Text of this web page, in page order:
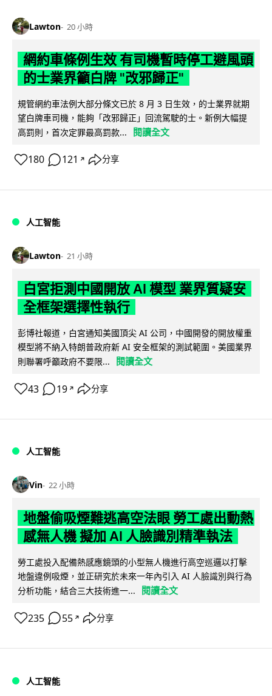
Lawton 20 小時
網約車條例生效 有司機暫時停工避風頭
的士業界籲白牌 "改邪歸正"
規管網約車法例大部分條文已於 8 月 3 日生效，的士業界就期
望白牌車司機，能夠「改邪歸正」回流駕駛的士。新例大幅提
高罰則，首次定罪最高罰款...
閱讀全文
180 121 ↗ 分享
人工智能
Lawton 21 小時
白宮拒測中國開放 AI 模型 業界質疑安
全框架選擇性執行
彭博社報道，白宮通知美國頂尖 AI 公司，中國開發的開放權重
模型將不納入特朗普政府新 AI 安全框架的測試範圍。美國業界
則聯署呼籲政府不要限...
閱讀全文
43 19 ↗ 分享
人工智能
Vin 22 小時
地盤偷吸煙難逃高空法眼 勞工處出動熱
感無人機 擬加 AI 人臉識別精準執法
勞工處投入配備熱感應鏡頭的小型無人機進行高空巡邏以打擊
地盤違例吸煙，並正研究於未來一年內引入 AI 人臉識別與行為
分析功能，結合三大技術進一...
閱讀全文
235 55 ↗ 分享
人工智能